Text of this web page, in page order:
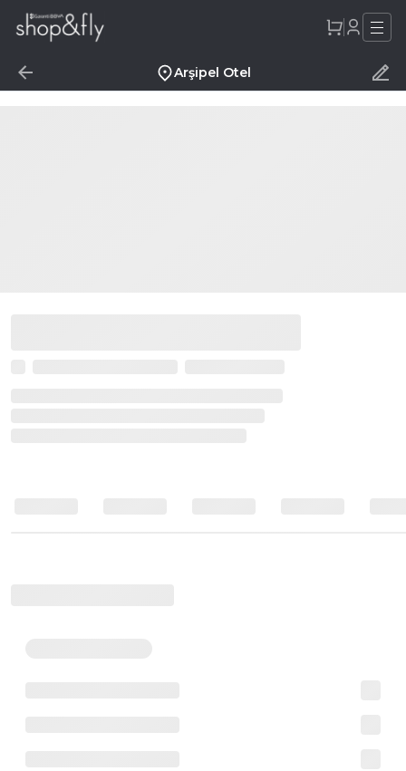
Arşipel Otel